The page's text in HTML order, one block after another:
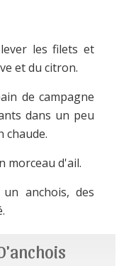
les filets et
et du citron.
de campagne
dans un peu
chaude.
morceau d'ail.
anchois, des